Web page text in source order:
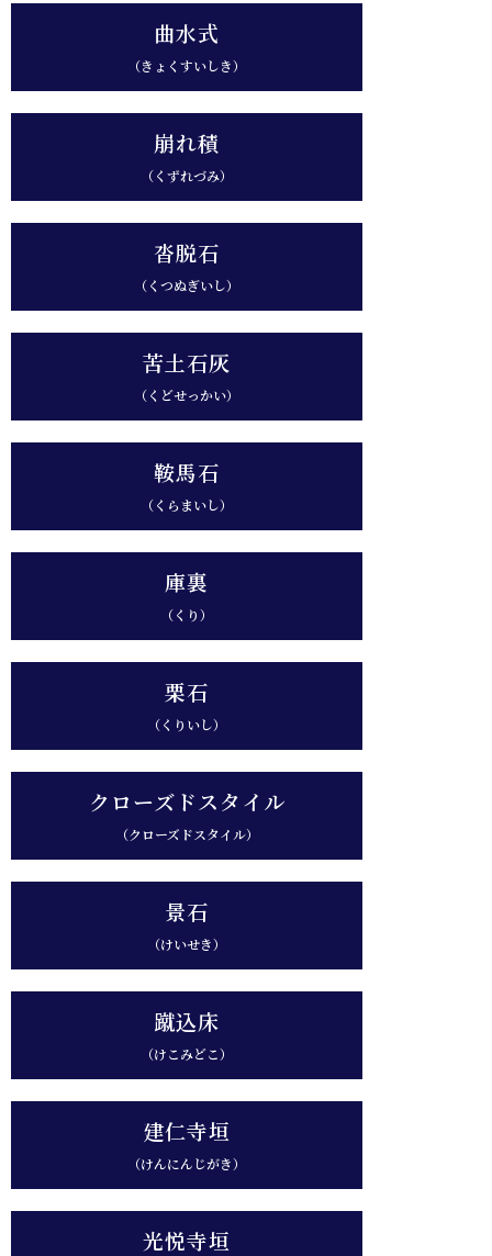
曲水式
（きょくすいしき）
崩れ積
（くずれづみ）
沓脱石
（くつぬぎいし）
苦土石灰
（くどせっかい）
鞍馬石
（くらまいし）
庫裏
（くり）
栗石
（くりいし）
クローズドスタイル
（クローズドスタイル）
景石
（けいせき）
蹴込床
（けこみどこ）
建仁寺垣
（けんにんじがき）
光悦寺垣